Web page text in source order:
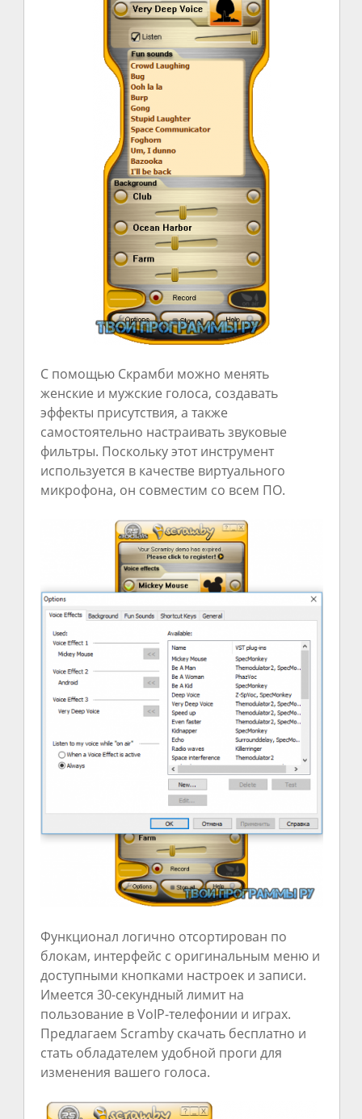
С помощью Скрамби можно менять
женские и мужские голоса, создавать
эффекты присутствия, а также
самостоятельно настраивать звуковые
фильтры. Поскольку этот инструмент
используется в качестве виртуального
микрофона, он совместим со всем ПО.
Функционал логично отсортирован по
блокам, интерфейс с оригинальным меню и
доступными кнопками настроек и записи.
Имеется 30-секундный лимит на
пользование в VoIP-телефонии и играх.
Предлагаем Scramby скачать бесплатно и
стать обладателем удобной проги для
изменения вашего голоса.